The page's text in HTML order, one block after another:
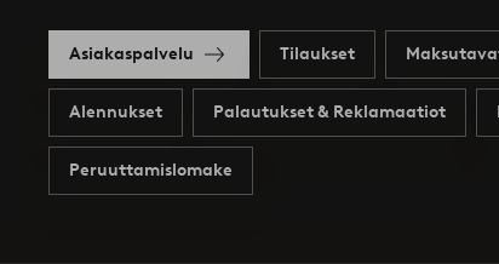
Asiakaspalvelu Tilaukset
Alennukset Palautukset & Reklamaatiot
Peruuttamislomake